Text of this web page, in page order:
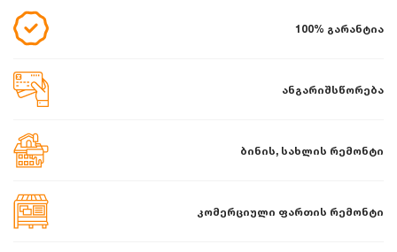
100% გარანტია
ანგარიშსწორება
ბინის, სახლის რემონტი
კომერციული ფართის რემონტი